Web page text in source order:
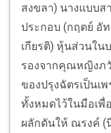
สงขลา) นางแบบ
ประกอบ (กฤตย์ อั
เกียรติ) หุ้นส่วนใ
รองจากคุณหญิงภ
ของปรุงฉัตรเป็นเ
ทั้งหมดไว้ในมือเพื่
ผลักดันให้ ณรงค์ (